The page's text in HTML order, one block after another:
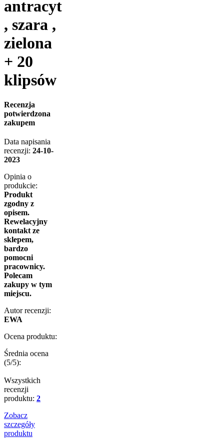
antracyt
, szara ,
zielona
+ 20
klipsów
Recenzja
potwierdzona
zakupem
Data napisania
recenzji: 24-10-
2023
Opinia o
produkcie:
Produkt
zgodny z
opisem.
Rewelacyjny
kontakt ze
sklepem,
bardzo
pomocni
pracownicy.
Polecam
zakupy w tym
miejscu.
Autor recenzji:
EWA
Ocena produktu:
Średnia ocena
(5/5):
Wszystkich
recenzji
produktu: 2
Zobacz
szczegóły
produktu